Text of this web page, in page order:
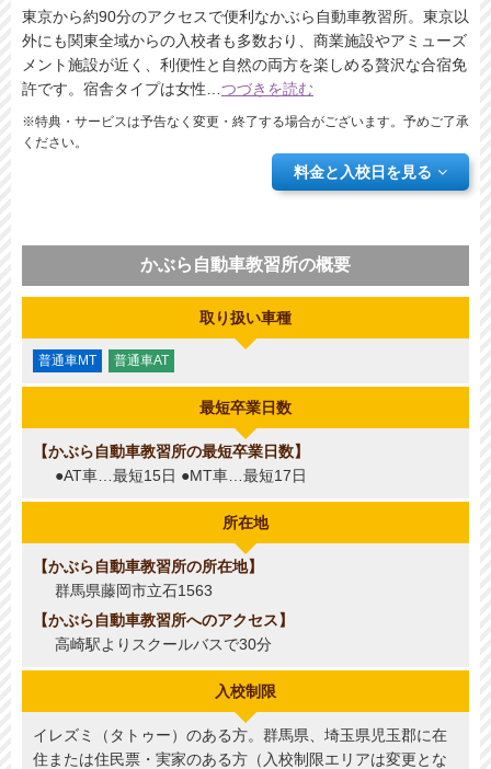
東京から約90分のアクセスで便利なかぶら自動車教習所。東京以
外にも関東全域からの入校者も多数おり、商業施設やアミューズ
メント施設が近く、利便性と自然の両方を楽しめる贅沢な合宿免
許です。宿舎タイプは女性
つづきを読む
※特典・サービスは予告なく変更・終了する場合がございます。予めご了承
ください。
料金と入校日を見る
かぶら自動車教習所の概要
取り扱い車種
普通車MT 普通車AT
最短卒業日数
かぶら自動車教習所の最短卒業日数
●AT車…最短15日 ●MT車…最短17日
所在地
かぶら自動車教習所の所在地
群馬県藤岡市立石1563
かぶら自動車教習所へのアクセス
高崎駅よりスクールバスで30分
入校制限
イレズミ（タトゥー）のある方。群馬県、埼玉県児玉郡に在
住または住民票・実家のある方（入校制限エリアは変更とな